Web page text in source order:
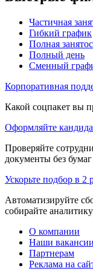
Частичная
Гибкий график
Полная
Полный день
Сменный
Корпоративная
Какой соцпакет вы
Оформляйте
Проверяйте
документы без
Ускорьте подбор в 2
Автоматизируйте
собирайте
О компании
Наши вакансии
Партнерам
Реклама на